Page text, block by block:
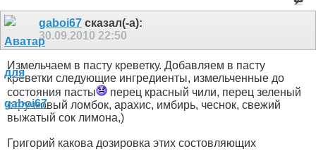
gaboi67 сказал(-а):
30.09.2010 22:50
Измельчаем в пасту креветку. Добавляем в пасту
креветки следующие ингредиенты, измельченные до
состояния пасты
перец красный чили, перец зеленый
стручковый ломбок, арахис, имбирь, чеснок, свежий
выжатый сок лимона,)
Григорий какова дозировка этих состовляющих